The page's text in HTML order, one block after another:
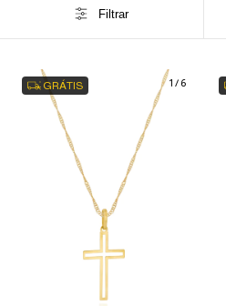
Filtrar
1 / 6
GRÁTIS